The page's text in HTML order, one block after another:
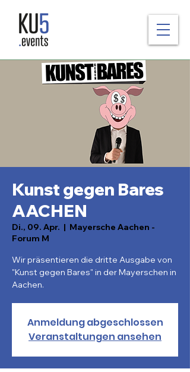
Kunst gegen Bares
AACHEN
Di., 09. Apr.
  |
Mayersche Aachen -
Forum M
Wir präsentieren die dritte Ausgabe von
"Kunst gegen Bares" in der Mayerschen in
Aachen.
Anmeldung abgeschlossen
Veranstaltungen ansehen